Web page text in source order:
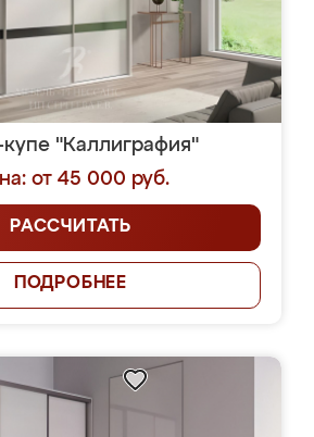
"Каллиграфия"
от 45 000 руб.
РАССЧИТАТЬ
ПОДРОБНЕЕ